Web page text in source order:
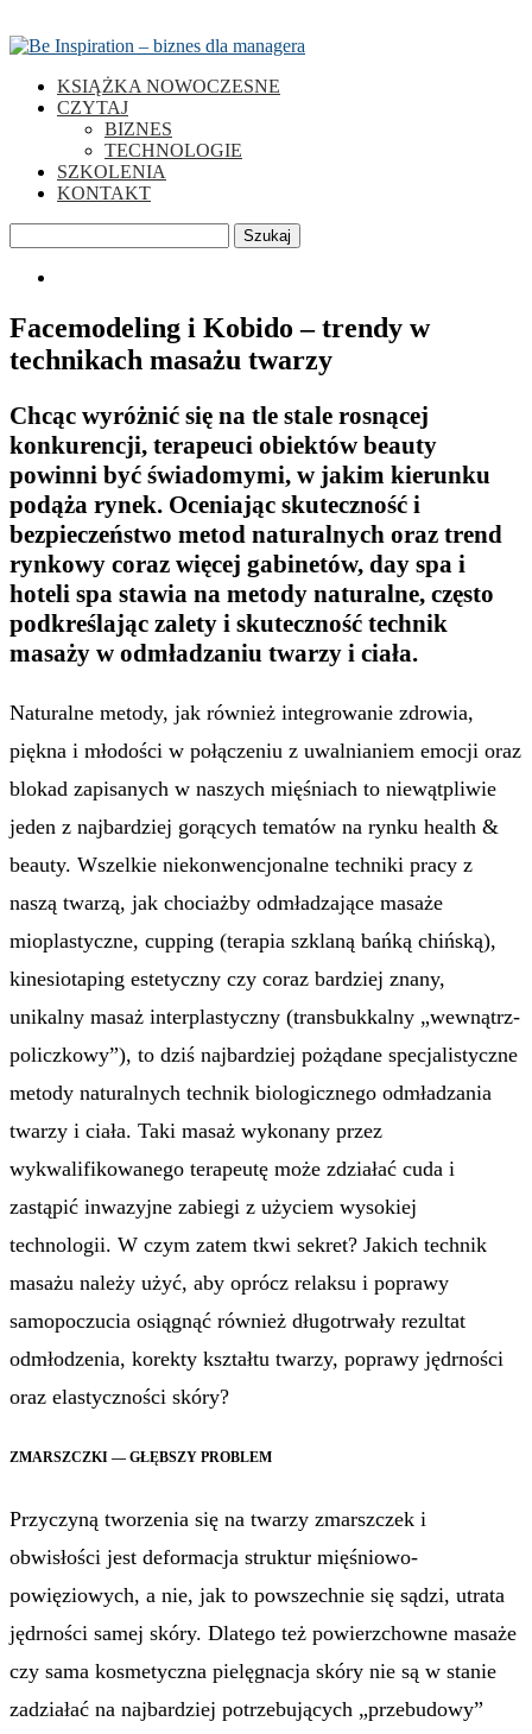
KSIĄŻKA NOWOCZESNE
CZYTAJ
BIZNES
TECHNOLOGIE
SZKOLENIA
KONTAKT
Szukaj
Facemodeling i Kobido – trendy w
technikach masażu twarzy
Chcąc wyróżnić się na tle stale rosnącej
konkurencji, terapeuci obiektów beauty
powinni być świadomymi, w jakim kierunku
podąża rynek. Oceniając skuteczność i
bezpieczeństwo metod naturalnych oraz trend
rynkowy coraz więcej gabinetów, day spa i
hoteli spa stawia na metody naturalne, często
podkreślając zalety i skuteczność technik
masaży w odmładzaniu twarzy i ciała.
Naturalne metody, jak również integrowanie zdrowia,
piękna i młodości w połączeniu z uwalnianiem emocji oraz
blokad zapisanych w naszych mięśniach to niewątpliwie
jeden z najbardziej gorących tematów na rynku health &
beauty. Wszelkie niekonwencjonalne techniki pracy z
naszą twarzą, jak chociażby odmładzające masaże
mioplastyczne, cupping (terapia szklaną bańką chińską),
kinesiotaping estetyczny czy coraz bardziej znany,
unikalny masaż interplastyczny (transbukkalny „wewnątrz-
policzkowy”), to dziś najbardziej pożądane specjalistyczne
metody naturalnych technik biologicznego odmładzania
twarzy i ciała. Taki masaż wykonany przez
wykwalifikowanego terapeutę może zdziałać cuda i
zastąpić inwazyjne zabiegi z użyciem wysokiej
technologii. W czym zatem tkwi sekret? Jakich technik
masażu należy użyć, aby oprócz relaksu i poprawy
samopoczucia osiągnąć również długotrwały rezultat
odmłodzenia, korekty kształtu twarzy, poprawy jędrności
oraz elastyczności skóry?
ZMARSZCZKI — GŁĘBSZY PROBLEM
Przyczyną tworzenia się na twarzy zmarszczek i
obwisłości jest deformacja struktur mięśniowo-
powięziowych, a nie, jak to powszechnie się sądzi, utrata
jędrności samej skóry. Dlatego też powierzchowne masaże
czy sama kosmetyczna pielęgnacja skóry nie są w stanie
zadziałać na najbardziej potrzebujących „przebudowy”